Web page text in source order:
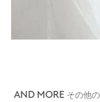
AND MORE その他